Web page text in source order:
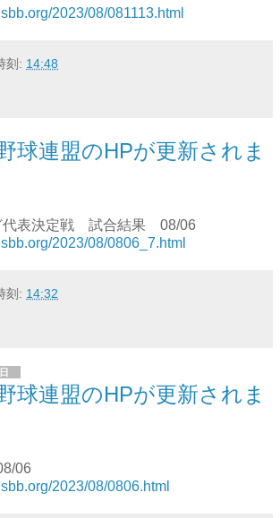
2023/08/081113.html
刻: 14:48
球連盟のHPが更新されま
代表決定戦 試合結果 08/06
2023/08/0806_7.html
刻: 14:32
球連盟のHPが更新されま
06
2023/08/0806.html